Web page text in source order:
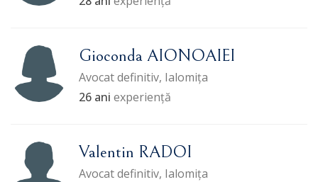
Gioconda AIONOAIEI
Avocat definitiv, Ialomița
26 ani experiență
Valentin RADOI
Avocat definitiv, Ialomița